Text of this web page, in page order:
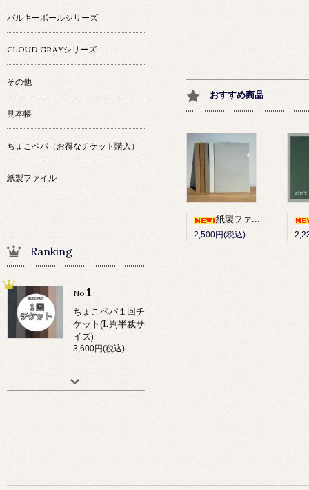
おすすめ商品
紙製ファイル 10枚セット
2,500円(税込)
バルキーボールシリーズ
CLOUD GRAYシリーズ
その他
見本帳
ちょこペパ（お得なチケット購入）
紙製ファイル
Ranking
No.1
ちょこペパ１回チ
ケット(L判半裁サ
イズ)
3,600円(税込)